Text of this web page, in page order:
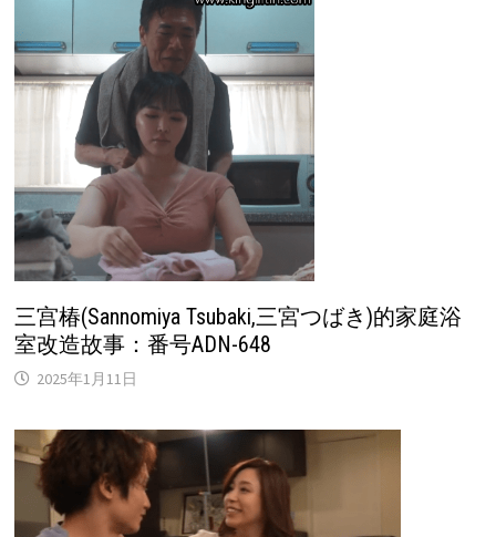
三宫椿(Sannomiya Tsubaki,三宮つばき)的家庭浴
室改造故事：番号ADN-648
2025年1月11日